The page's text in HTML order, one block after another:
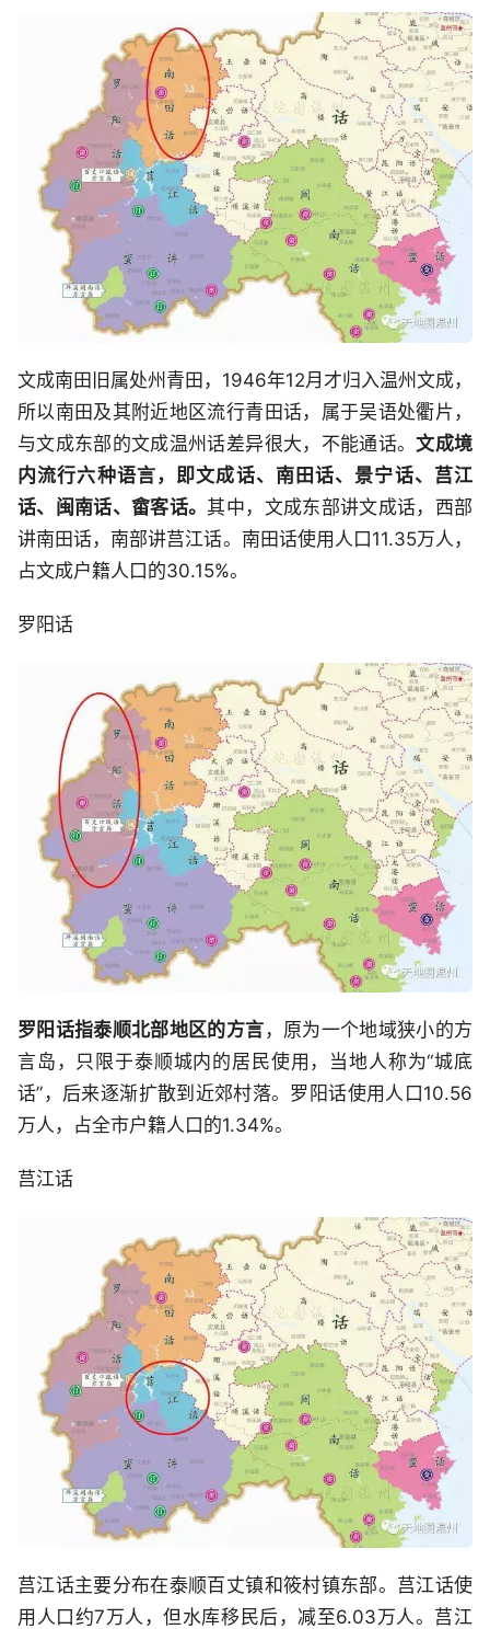
文成南田旧属处州青田，1946年12月才归入温州文成，
所以南田及其附近地区流行青田话，属于吴语处衢片，
与文成东部的文成温州话差异很大，不能通话。文成境
内流行六种语言，即文成话、南田话、景宁话、莒江
话、闽南话、畲客话。 其中，文成东部讲文成话，西部
讲南田话，南部讲莒江话。南田话使用人口11.35万人，
占文成户籍人口的30.15%。
罗阳话
罗阳话指泰顺北部地区的方言 ，原为一个地域狭小的方
言岛，只限于泰顺城内的居民使用，当地人称为“城底
话”，后来逐渐扩散到近郊村落。罗阳话使用人口10.56
万人，占全市户籍人口的1.34%。
莒江话
莒江话主要分布在泰顺百丈镇和筱村镇东部。莒江话使
用人口约7万人，但水库移民后，减至6.03万人。莒江